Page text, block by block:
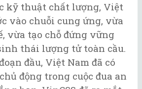
kỹ thuật chất lượng, Việt
vào chuỗi cung ứng, vừa
vừa tạo chỗ đứng vững
thái lượng tử toàn cầu.
đầu, Việt Nam đã có
động trong cuộc đua an